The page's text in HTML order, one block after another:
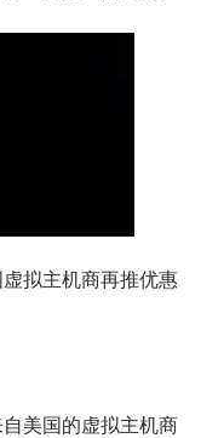
拟主机商再推优惠
美国的虚拟主机商